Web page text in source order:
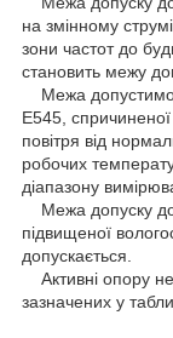
на змінному
зони частот до
становить межу
Межа
Е545,
повітря від
робочих
діапазону
Межа допуску
підвищеної
допускається.
Активні опору не
зазначених у